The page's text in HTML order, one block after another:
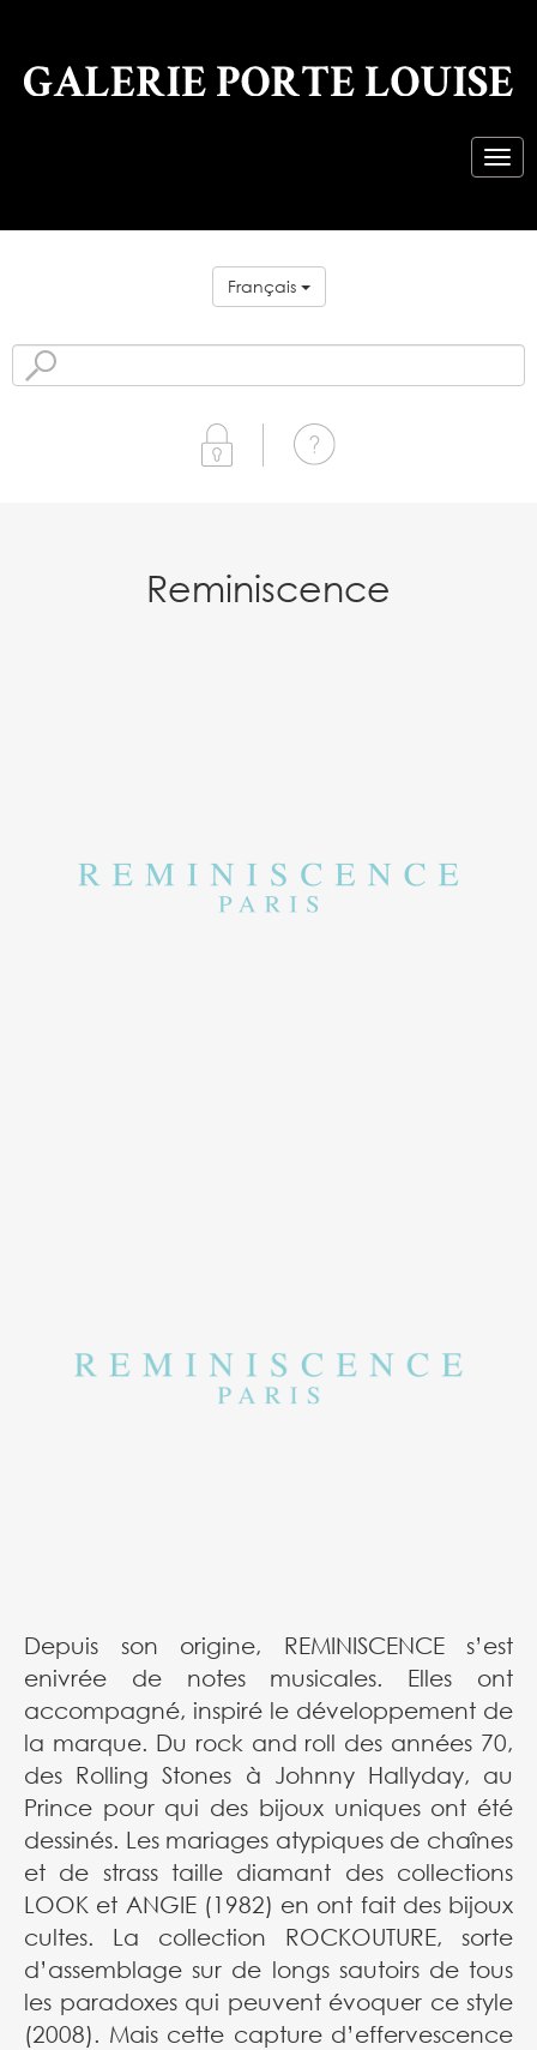
Français
Reminiscence
Depuis son origine, REMINISCENCE s’est
enivrée de notes musicales. Elles ont
accompagné, inspiré le développement de
la marque. Du rock and roll des années 70,
des Rolling Stones à Johnny Hallyday, au
Prince pour qui des bijoux uniques ont été
dessinés. Les mariages atypiques de chaînes
et de strass taille diamant des collections
LOOK et ANGIE (1982) en ont fait des bijoux
cultes. La collection ROCKOUTURE, sorte
d’assemblage sur de longs sautoirs de tous
les paradoxes qui peuvent évoquer ce style
(2008). Mais cette capture d’effervescence